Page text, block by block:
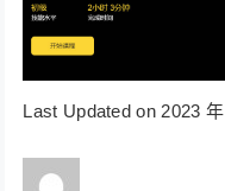
Last Updated on 2023